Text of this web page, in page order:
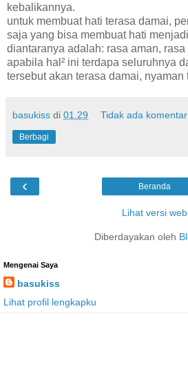
kebalikannya.
untuk membuat hati terasa damai,
saja yang bisa membuat hati
diantaranya adalah: rasa aman,
apabila hal² ini terdapa seluruhnya
tersebut akan terasa damai, nyaman
basukiss di 01.29 Tidak ada
Berbagi
‹ Beranda
Lihat versi web
Diberdayakan oleh
Mengenai Saya
basukiss
Lihat profil lengkapku